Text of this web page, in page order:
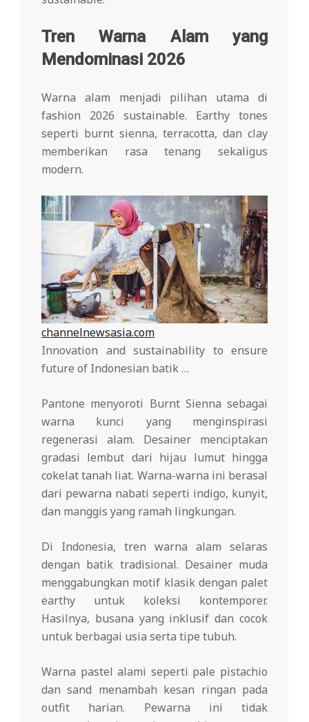
Tren Warna Alam yang
Mendominasi 2026
Warna alam menjadi pilihan utama di
fashion 2026 sustainable. Earthy tones
seperti burnt sienna, terracotta, dan clay
memberikan rasa tenang sekaligus
modern.
channelnewsasia.com
Innovation and sustainability to ensure
future of Indonesian batik …
Pantone menyoroti Burnt Sienna sebagai
warna kunci yang menginspirasi
regenerasi alam. Desainer menciptakan
gradasi lembut dari hijau lumut hingga
cokelat tanah liat. Warna-warna ini berasal
dari pewarna nabati seperti indigo, kunyit,
dan manggis yang ramah lingkungan.
Di Indonesia, tren warna alam selaras
dengan batik tradisional. Desainer muda
menggabungkan motif klasik dengan palet
earthy untuk koleksi kontemporer.
Hasilnya, busana yang inklusif dan cocok
untuk berbagai usia serta tipe tubuh.
Warna pastel alami seperti pale pistachio
dan sand menambah kesan ringan pada
outfit harian. Pewarna ini tidak